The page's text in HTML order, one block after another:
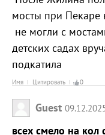
мосты при Пекаре
не могли с
детских садах
подкатила
Имя Цитировать 0
Guest
всех смело на кол